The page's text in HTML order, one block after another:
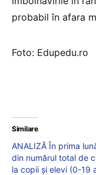
probabil în afara
Foto: Edupedu.ro
Similare
ANALIZĂ În prima
din numărul total de
la copii și elevi (0-19